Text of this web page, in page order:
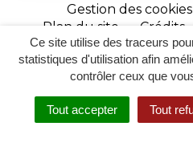
Ce site utilise des traceurs
statistiques d'utilisation afin
contrôler ceux que
Tout accepter Tout
Gestion des cookies
Plan du site
Crédits
Site
réalisé
par